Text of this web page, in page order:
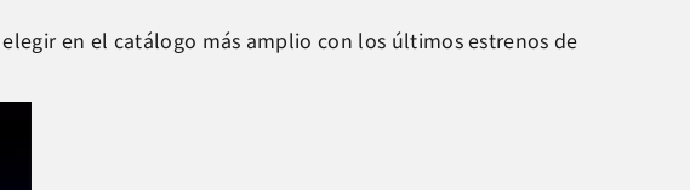
elegir en el catálogo más amplio con los últimos estrenos de